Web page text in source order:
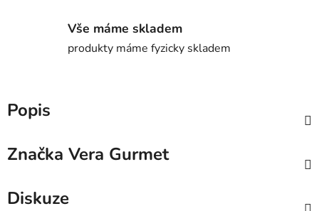
Vše máme skladem
produkty máme fyzicky skladem
Popis
Značka Vera Gurmet
Diskuze